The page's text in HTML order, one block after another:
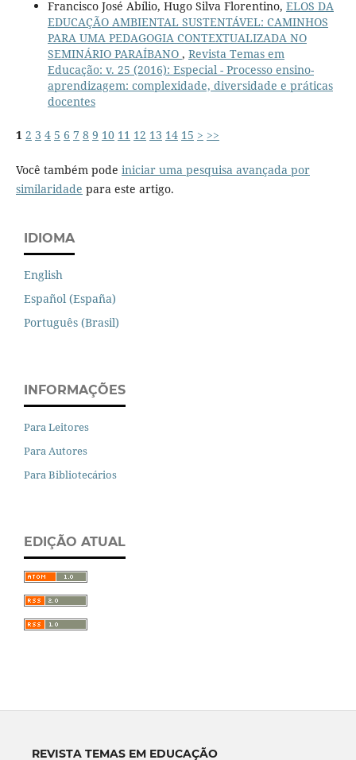
Francisco José Abílio, Hugo Silva Florentino, ELOS DA
EDUCAÇÃO AMBIENTAL SUSTENTÁVEL: CAMINHOS
PARA UMA PEDAGOGIA CONTEXTUALIZADA NO
SEMINÁRIO PARAÍBANO , Revista Temas em
Educação: v. 25 (2016): Especial - Processo ensino-
aprendizagem: complexidade, diversidade e práticas
docentes
1 2 3 4 5 6 7 8 9 10 11 12 13 14 15 > >>
Você também pode iniciar uma pesquisa avançada por
similaridade para este artigo.
IDIOMA
English
Español (España)
Português (Brasil)
INFORMAÇÕES
Para Leitores
Para Autores
Para Bibliotecários
EDIÇÃO ATUAL
REVISTA TEMAS EM EDUCAÇÃO